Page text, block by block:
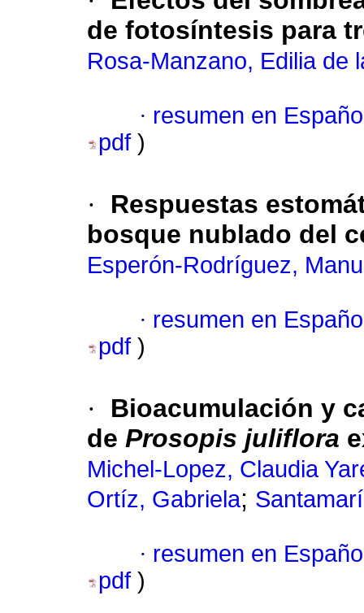
de fotosíntesis para
Rosa-Manzano, Edilia de
· resumen en
pdf )
·
Respuestas
bosque nublado del
Esperón-Rodríguez,
· resumen en
pdf )
·
Bioacumulación y
de Prosopis juliflora
Michel-Lopez, Claudia
Ortíz, Gabriela;
· resumen en
pdf )